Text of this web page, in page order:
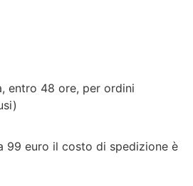
entro 48 ore, per ordini
99 euro il costo di spedizione è